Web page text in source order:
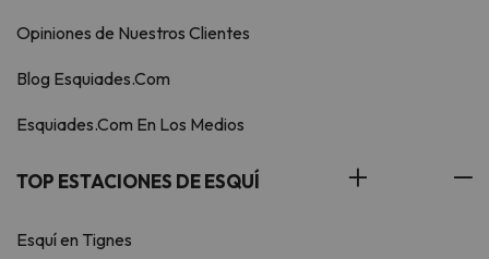
Opiniones de Nuestros Clientes
Blog Esquiades.Com
Esquiades.Com En Los Medios
TOP ESTACIONES DE ESQUÍ
Esquí en Tignes